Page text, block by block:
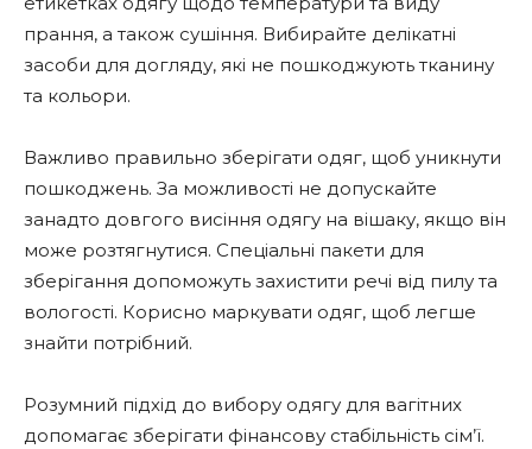
прання, а також сушіння. Вибирайте делікатні
засоби для догляду, які не пошкоджують тканину
та кольори.
Важливо правильно зберігати одяг, щоб уникнути
пошкоджень. За можливості не допускайте
занадто довгого висіння одягу на вішаку, якщо він
може розтягнутися. Спеціальні пакети для
зберігання допоможуть захистити речі від пилу та
вологості. Корисно маркувати одяг, щоб легше
знайти потрібний.
Розумний підхід до вибору одягу для вагітних
допомагає зберігати фінансову стабільність сім’ї.